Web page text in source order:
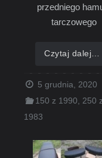
przedniego
tarczowego
Czytaj dalej…
5 grudnia, 2020
150 z 1990,250
1983